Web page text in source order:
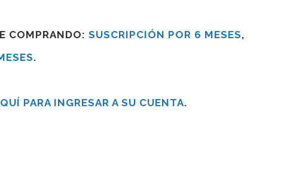
COMPRANDO: SUSCRIPCIÓN POR 6 MESES,
.
PARA INGRESAR A SU CUENTA.